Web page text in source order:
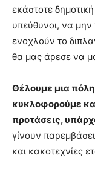
εκάστοτε
υπεύθυνοι, να
ενοχλούν το
θα μας άρεσε να
Θέλουμε μια πόλη
κυκλοφορούμε
προτάσεις,
γίνουν
και κακοτεχνίες